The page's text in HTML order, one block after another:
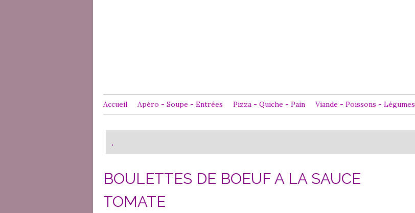
Accueil Apéro - Soupe - Entrées Pizza - Quiche - Pain Viande - Poissons - Légumes
.
BOULETTES DE BOEUF A LA SAUCE
TOMATE